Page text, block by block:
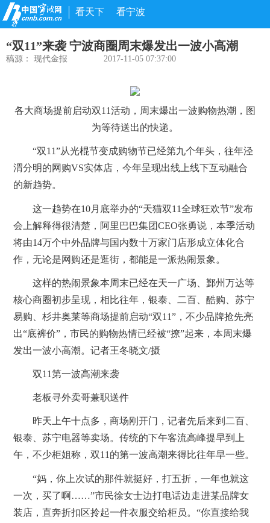
看天下 看宁波
“双11”来袭 宁波商圈周末爆发出一波小高潮
稿源： 现代金报 2017-11-05 07:37:00
各大商场提前启动双11活动，周末爆出一波购物热潮，图
为等待送出的快递。
“双11”从光棍节变成购物节已经第九个年头，往年泾
渭分明的网购VS实体店，今年呈现出线上线下互动融合
的新趋势。
这一趋势在10月底举办的“天猫双11全球狂欢节”发布
会上解释得很清楚，阿里巴巴集团CEO张勇说，本季活动
将由14万个中外品牌与国内数十万家门店形成立体化合
作，无论是网购还是逛街，都能是一派热闹景象。
这样的热闹景象本周末已经在天一广场、鄞州万达等
核心商圈初步呈现，相比往年，银泰、二百、酷购、苏宁
易购、杉井奥莱等商场提前启动“双11”，不少品牌抢先亮
出“底裤价”，市民的购物热情已经被“撩”起来，本周末爆
发出一波小高潮。记者王冬晓文/摄
双11第一波高潮来袭
老板寻外卖哥兼职送件
昨天上午十点多，商场刚开门，记者先后来到二百、
银泰、苏宁电器等卖场。传统的下午客流高峰提早到上
午，不少柜姐称，双11的第一波高潮来得比往年早一些。
“妈，你上次试的那件就挺好，打五折，一年也就这
一次，买了啊……”市民徐女士边打电话边走进某品牌女
装店，直奔折扣区拎起一件衣服交给柜员。“你直接给我